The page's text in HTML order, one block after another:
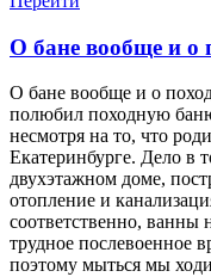
О бане вообще и о
О бане вообще и о
полюбил походную
несмотря на то, что
Екатеринбурге. Дело в
двухэтажном доме,
отопление и
соответственно, ванны
трудное послевоенное
поэтому мыться мы